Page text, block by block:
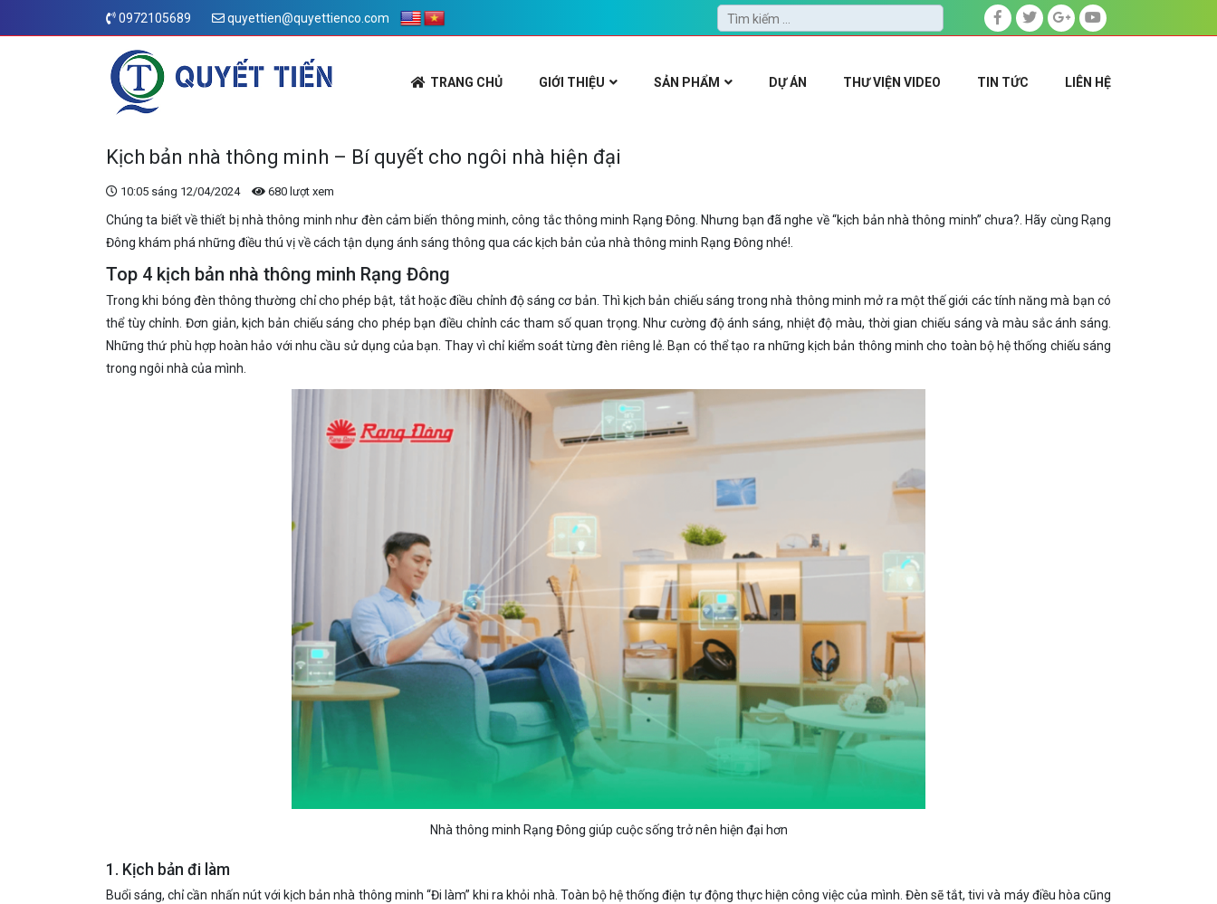
0972105689 quyettien@quyettienco.com
TRANG CHỦ GIỚI THIỆU SẢN PHẨM DỰ ÁN THƯ VIỆN VIDEO TIN TỨC LIÊN HỆ
Kịch bản nhà thông minh – Bí quyết cho ngôi nhà hiện đại
10:05 sáng 12/04/2024 680 lượt xem
Chúng ta biết về thiết bị nhà thông minh như đèn cảm biến thông minh, công tắc thông minh Rạng Đông. Nhưng bạn đã nghe về “kịch bản nhà thông minh” chưa?. Hãy cùng Rạng
Đông khám phá những điều thú vị về cách tận dụng ánh sáng thông qua các kịch bản của nhà thông minh Rạng Đông nhé!.
Top 4 kịch bản nhà thông minh Rạng Đông
Trong khi bóng đèn thông thường chỉ cho phép bật, tắt hoặc điều chỉnh độ sáng cơ bản. Thì kịch bản chiếu sáng trong nhà thông minh mở ra một thế giới các tính năng mà bạn có
thể tùy chỉnh. Đơn giản, kịch bản chiếu sáng cho phép bạn điều chỉnh các tham số quan trọng. Như cường độ ánh sáng, nhiệt độ màu, thời gian chiếu sáng và màu sắc ánh sáng.
Những thứ phù hợp hoàn hảo với nhu cầu sử dụng của bạn. Thay vì chỉ kiểm soát từng đèn riêng lẻ. Bạn có thể tạo ra những kịch bản thông minh cho toàn bộ hệ thống chiếu sáng
trong ngôi nhà của mình.
Nhà thông minh Rạng Đông giúp cuộc sống trở nên hiện đại hơn
1. Kịch bản đi làm
Buổi sáng, chỉ cần nhấn nút với kịch bản nhà thông minh “Đi làm” khi ra khỏi nhà. Toàn bộ hệ thống điện tự động thực hiện công việc của mình. Đèn sẽ tắt, tivi và máy điều hòa cũng